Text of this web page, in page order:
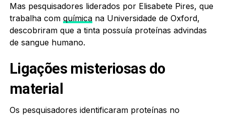
Mas pesquisadores liderados por Elisabete Pires, que
trabalha com químicana Universidade de Oxford,
descobriram que a tinta possuía proteínas advindas
de sangue humano.
Ligações misteriosas do
material
Os pesquisadores identificaram proteínas no